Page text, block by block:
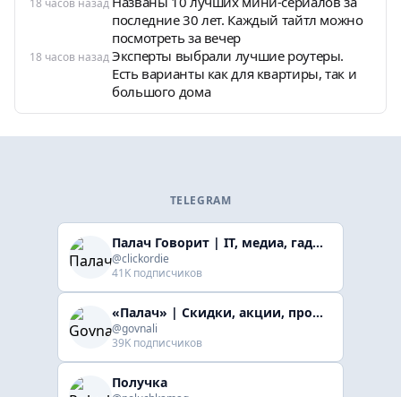
18 часов назад
последние 30 лет. Каждый тайтл можно
посмотреть за вечер
18 часов назадЭксперты выбрали лучшие роутеры.
Есть варианты как для квартиры, так и
большого дома
TELEGRAM
Палач Говорит | IT, медиа, гaджеты, скидки
@clickordie
41K подписчиков
«Палач» | Скидки, акции, промокоды
@govnali
39K подписчиков
Получка